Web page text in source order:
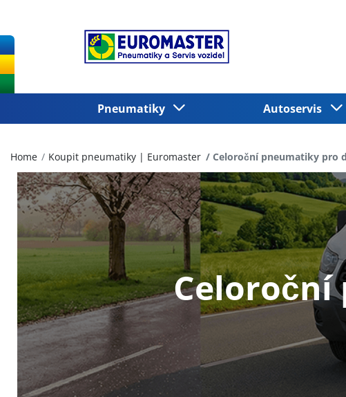
Pneumatiky Autoservis
Home Koupit pneumatiky | Euromaster Celoroční pneumatiky pro
Celoroční